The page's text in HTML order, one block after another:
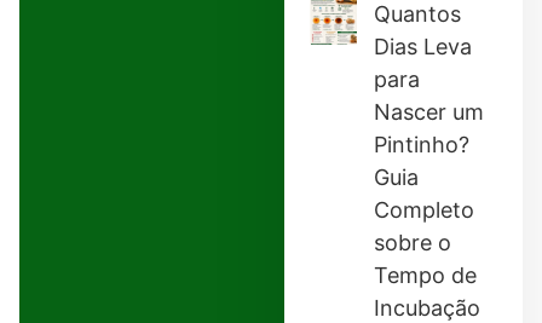
Quantos
Dias Leva
para
Nascer um
Pintinho?
Guia
Completo
sobre o
Tempo de
Incubação